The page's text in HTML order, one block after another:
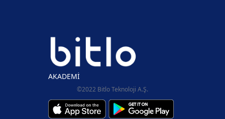
AKADEMİ
©2022 Bitlo Teknoloji A.Ş.